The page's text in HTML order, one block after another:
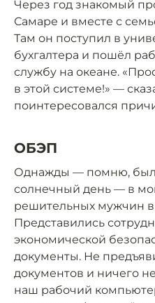
Через год знакомый
Самаре и вместе с
Там он поступил в
бухгалтера и пошёл
службу на океане.
в этой системе!» —
поинтересовался
ОБЭП
Однажды — помню,
солнечный день — в
решительных мужчин в
Представились
экономической
документы. Не
документов и ничего
наш рабочий